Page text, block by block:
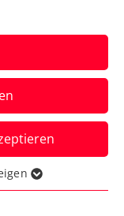
im
Entertainer